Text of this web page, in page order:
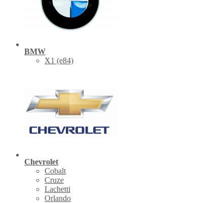
BMW
X1 (е84)
Chevrolet
Cobalt
Cruze
Lachetti
Orlando